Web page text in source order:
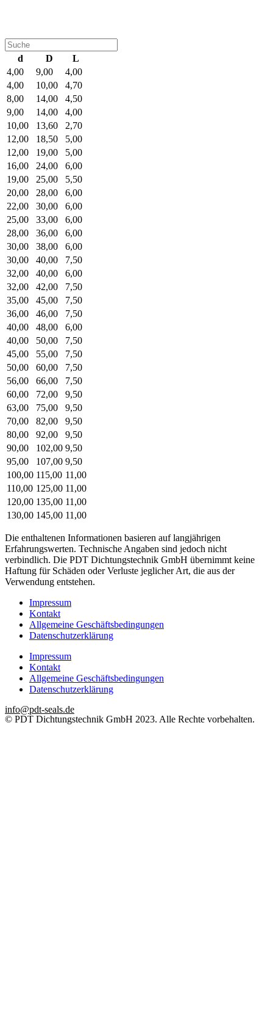
d D
L
4,00
9,00
4,00
4,00
10,00
4,70
8,00
14,00
4,50
9,00
14,00
4,00
10,00
13,60
2,70
12,00
18,50
5,00
12,00
19,00
5,00
16,00
24,00
6,00
19,00
25,00
5,50
20,00
28,00
6,00
22,00
30,00
6,00
25,00
33,00
6,00
28,00
36,00
6,00
30,00
38,00
6,00
30,00
40,00
7,50
32,00
40,00
6,00
32,00
42,00
7,50
35,00
45,00
7,50
36,00
46,00
7,50
40,00
48,00
6,00
40,00
50,00
7,50
45,00
55,00
7,50
50,00
60,00
7,50
56,00
66,00
7,50
60,00
72,00
9,50
63,00
75,00
9,50
70,00
82,00
9,50
80,00
92,00
9,50
90,00
102,00 9,50
95,00
107,00 9,50
100,00 115,00 11,00
110,00 125,00 11,00
120,00 135,00 11,00
130,00 145,00 11,00
Die enthaltenen Informationen basieren auf langjährigen
Erfahrungswerten. Technische Angaben sind jedoch nicht
verbindlich. Die PDT Dichtungstechnik GmbH übernimmt keine
Haftung für Schäden oder Verluste jeglicher Art, die aus der
Verwendung entstehen.
Impressum
Kontakt
Allgemeine Geschäftsbedingungen
Datenschutzerklärung
Impressum
Kontakt
Allgemeine Geschäftsbedingungen
Datenschutzerklärung
info@pdt-seals.de
© PDT Dichtungstechnik GmbH 2023. Alle Rechte vorbehalten.